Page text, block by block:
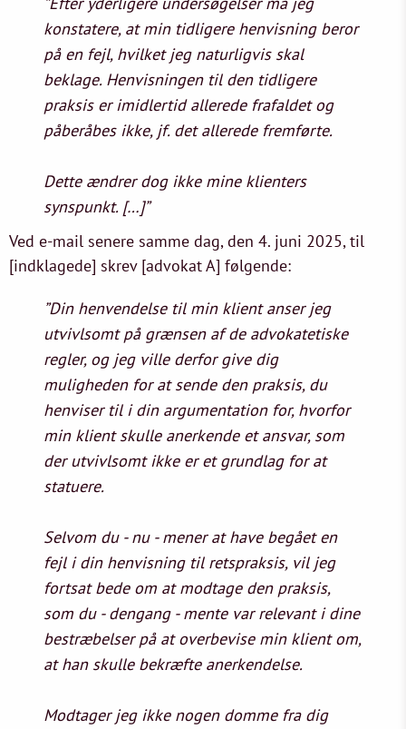
konstatere, at min tidligere henvisning beror
på en fejl, hvilket jeg naturligvis skal
beklage. Henvisningen til den tidligere
praksis er imidlertid allerede frafaldet og
påberåbes ikke, jf. det allerede fremførte.
Dette ændrer dog ikke mine klienters
synspunkt. […]”
Ved e-mail senere samme dag, den 4. juni 2025, til
[indklagede] skrev [advokat A] følgende:
”Din henvendelse til min klient anser jeg
utvivlsomt på grænsen af de advokatetiske
regler, og jeg ville derfor give dig
muligheden for at sende den praksis, du
henviser til i din argumentation for, hvorfor
min klient skulle anerkende et ansvar, som
der utvivlsomt ikke er et grundlag for at
statuere.
Selvom du - nu - mener at have begået en
fejl i din henvisning til retspraksis, vil jeg
fortsat bede om at modtage den praksis,
som du - dengang - mente var relevant i dine
bestræbelser på at overbevise min klient om,
at han skulle bekræfte anerkendelse.
Modtager jeg ikke nogen domme fra dig